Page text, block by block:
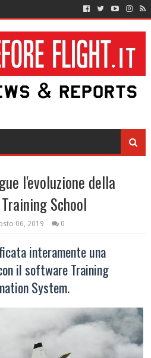
l'evoluzione della
School
06, 2019 0
interamente una
il software Training
System.